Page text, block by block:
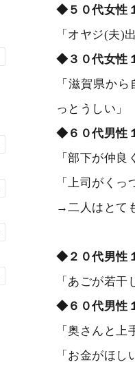
◆５０代女性
「オヤジ(夫)
◆３０代女性
「滋賀県か
っとうしい」
◆６０代男性
「部下が仲良
「上司がくっ
→二人はとて
◆２０代男性
「あごが若
◆６０代男性
「奥さんと上
「お金がほし